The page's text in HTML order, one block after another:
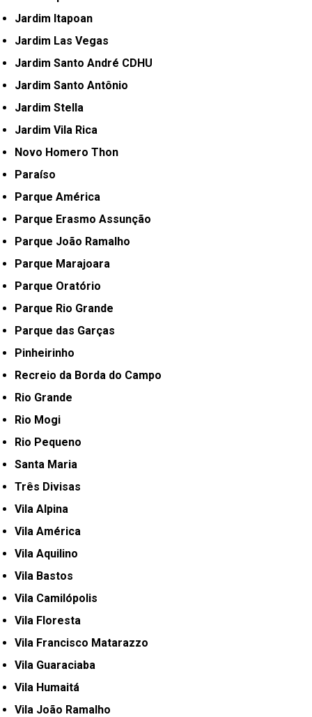
Jardim Itapoan
Jardim Las Vegas
Jardim Santo André CDHU
Jardim Santo Antônio
Jardim Stella
Jardim Vila Rica
Novo Homero Thon
Paraíso
Parque América
Parque Erasmo Assunção
Parque João Ramalho
Parque Marajoara
Parque Oratório
Parque Rio Grande
Parque das Garças
Pinheirinho
Recreio da Borda do Campo
Rio Grande
Rio Mogi
Rio Pequeno
Santa Maria
Três Divisas
Vila Alpina
Vila América
Vila Aquilino
Vila Bastos
Vila Camilópolis
Vila Floresta
Vila Francisco Matarazzo
Vila Guaraciaba
Vila Humaitá
Vila João Ramalho